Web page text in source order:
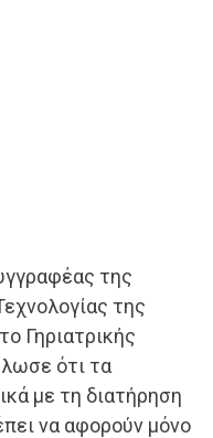
της
της
Γηριατρικής
ότι τα
με τη διατήρηση
να αφορούν μόνο